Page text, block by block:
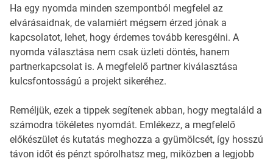
Ha egy nyomda minden szempontból megfelel az
elvárásaidnak, de valamiért mégsem érzed jónak a
kapcsolatot, lehet, hogy érdemes tovább keresgélni. A
nyomda választása nem csak üzleti döntés, hanem
partnerkapcsolat is. A megfelelő partner kiválasztása
kulcsfontosságú a projekt sikeréhez.
Reméljük, ezek a tippek segítenek abban, hogy megtaláld a
számodra tökéletes nyomdát. Emlékezz, a megfelelő
előkészület és kutatás meghozza a gyümölcsét, így hosszú
távon időt és pénzt spórolhatsz meg, miközben a legjobb